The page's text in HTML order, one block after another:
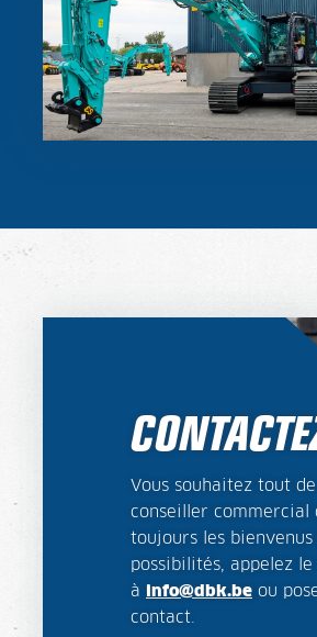
Vous souhaitez tout
conseiller commercial
toujours les
possibilités, appelez
à
info@dbk.be ou
contact.